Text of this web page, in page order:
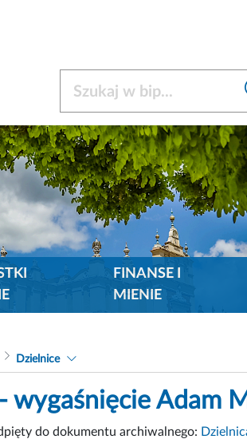
FINANSE I
MIENIE
Dzielnice
wygaśnięcie Adam
do dokumentu archiwalnego: